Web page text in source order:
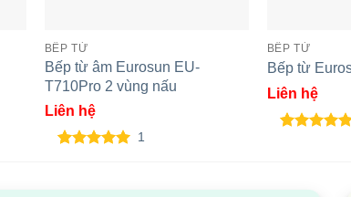
BẾP TỪ
Bếp từ âm Eurosun EU-
T710Pro 2 vùng nấu
Liên hệ
đánh giá
1
BẾP TỪ
Bếp từ
Liên hệ